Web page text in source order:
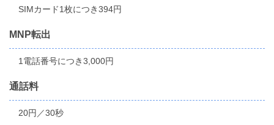
SIMカード1枚につき394円
MNP転出
1電話番号につき3,000円
通話料
20円／30秒